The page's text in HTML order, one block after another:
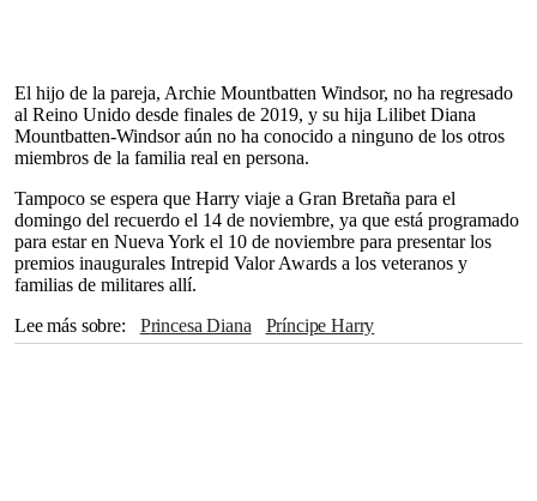
El hijo de la pareja, Archie Mountbatten Windsor, no ha regresado
al Reino Unido desde finales de 2019, y su hija Lilibet Diana
Mountbatten-Windsor aún no ha conocido a ninguno de los otros
miembros de la familia real en persona.
Tampoco se espera que Harry viaje a Gran Bretaña para el
domingo del recuerdo el 14 de noviembre, ya que está programado
para estar en Nueva York el 10 de noviembre para presentar los
premios inaugurales Intrepid Valor Awards a los veteranos y
familias de militares allí.
Lee más sobre
Princesa Diana
Príncipe Harry